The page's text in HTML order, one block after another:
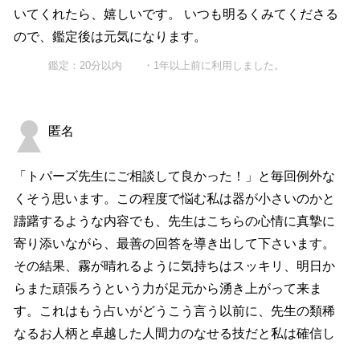
いてくれたら、嬉しいです。 いつも明るくみてくださる
ので、鑑定後は元気になります。
鑑定：20分以内 ・1年以上前に利用しました。
匿名
「トパーズ先生にご相談して良かった！」と毎回例外な
くそう思います。この程度で悩む私は器が小さいのかと
躊躇するような内容でも、先生はこちらの心情に真摯に
寄り添いながら、最善の回答を導き出して下さいます。
その結果、霧が晴れるように気持ちはスッキリ、明日か
らまた頑張ろうという力が足元から湧き上がって来ま
す。これはもう占いがどうこう言う以前に、先生の類稀
なるお人柄と卓越した人間力のなせる技だと私は確信し